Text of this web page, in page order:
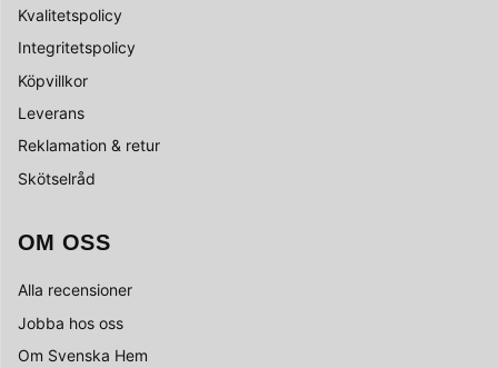
Kvalitetspolicy
Integritetspolicy
Köpvillkor
Leverans
Reklamation & retur
Skötselråd
OM OSS
Alla recensioner
Jobba hos oss
Om Svenska Hem